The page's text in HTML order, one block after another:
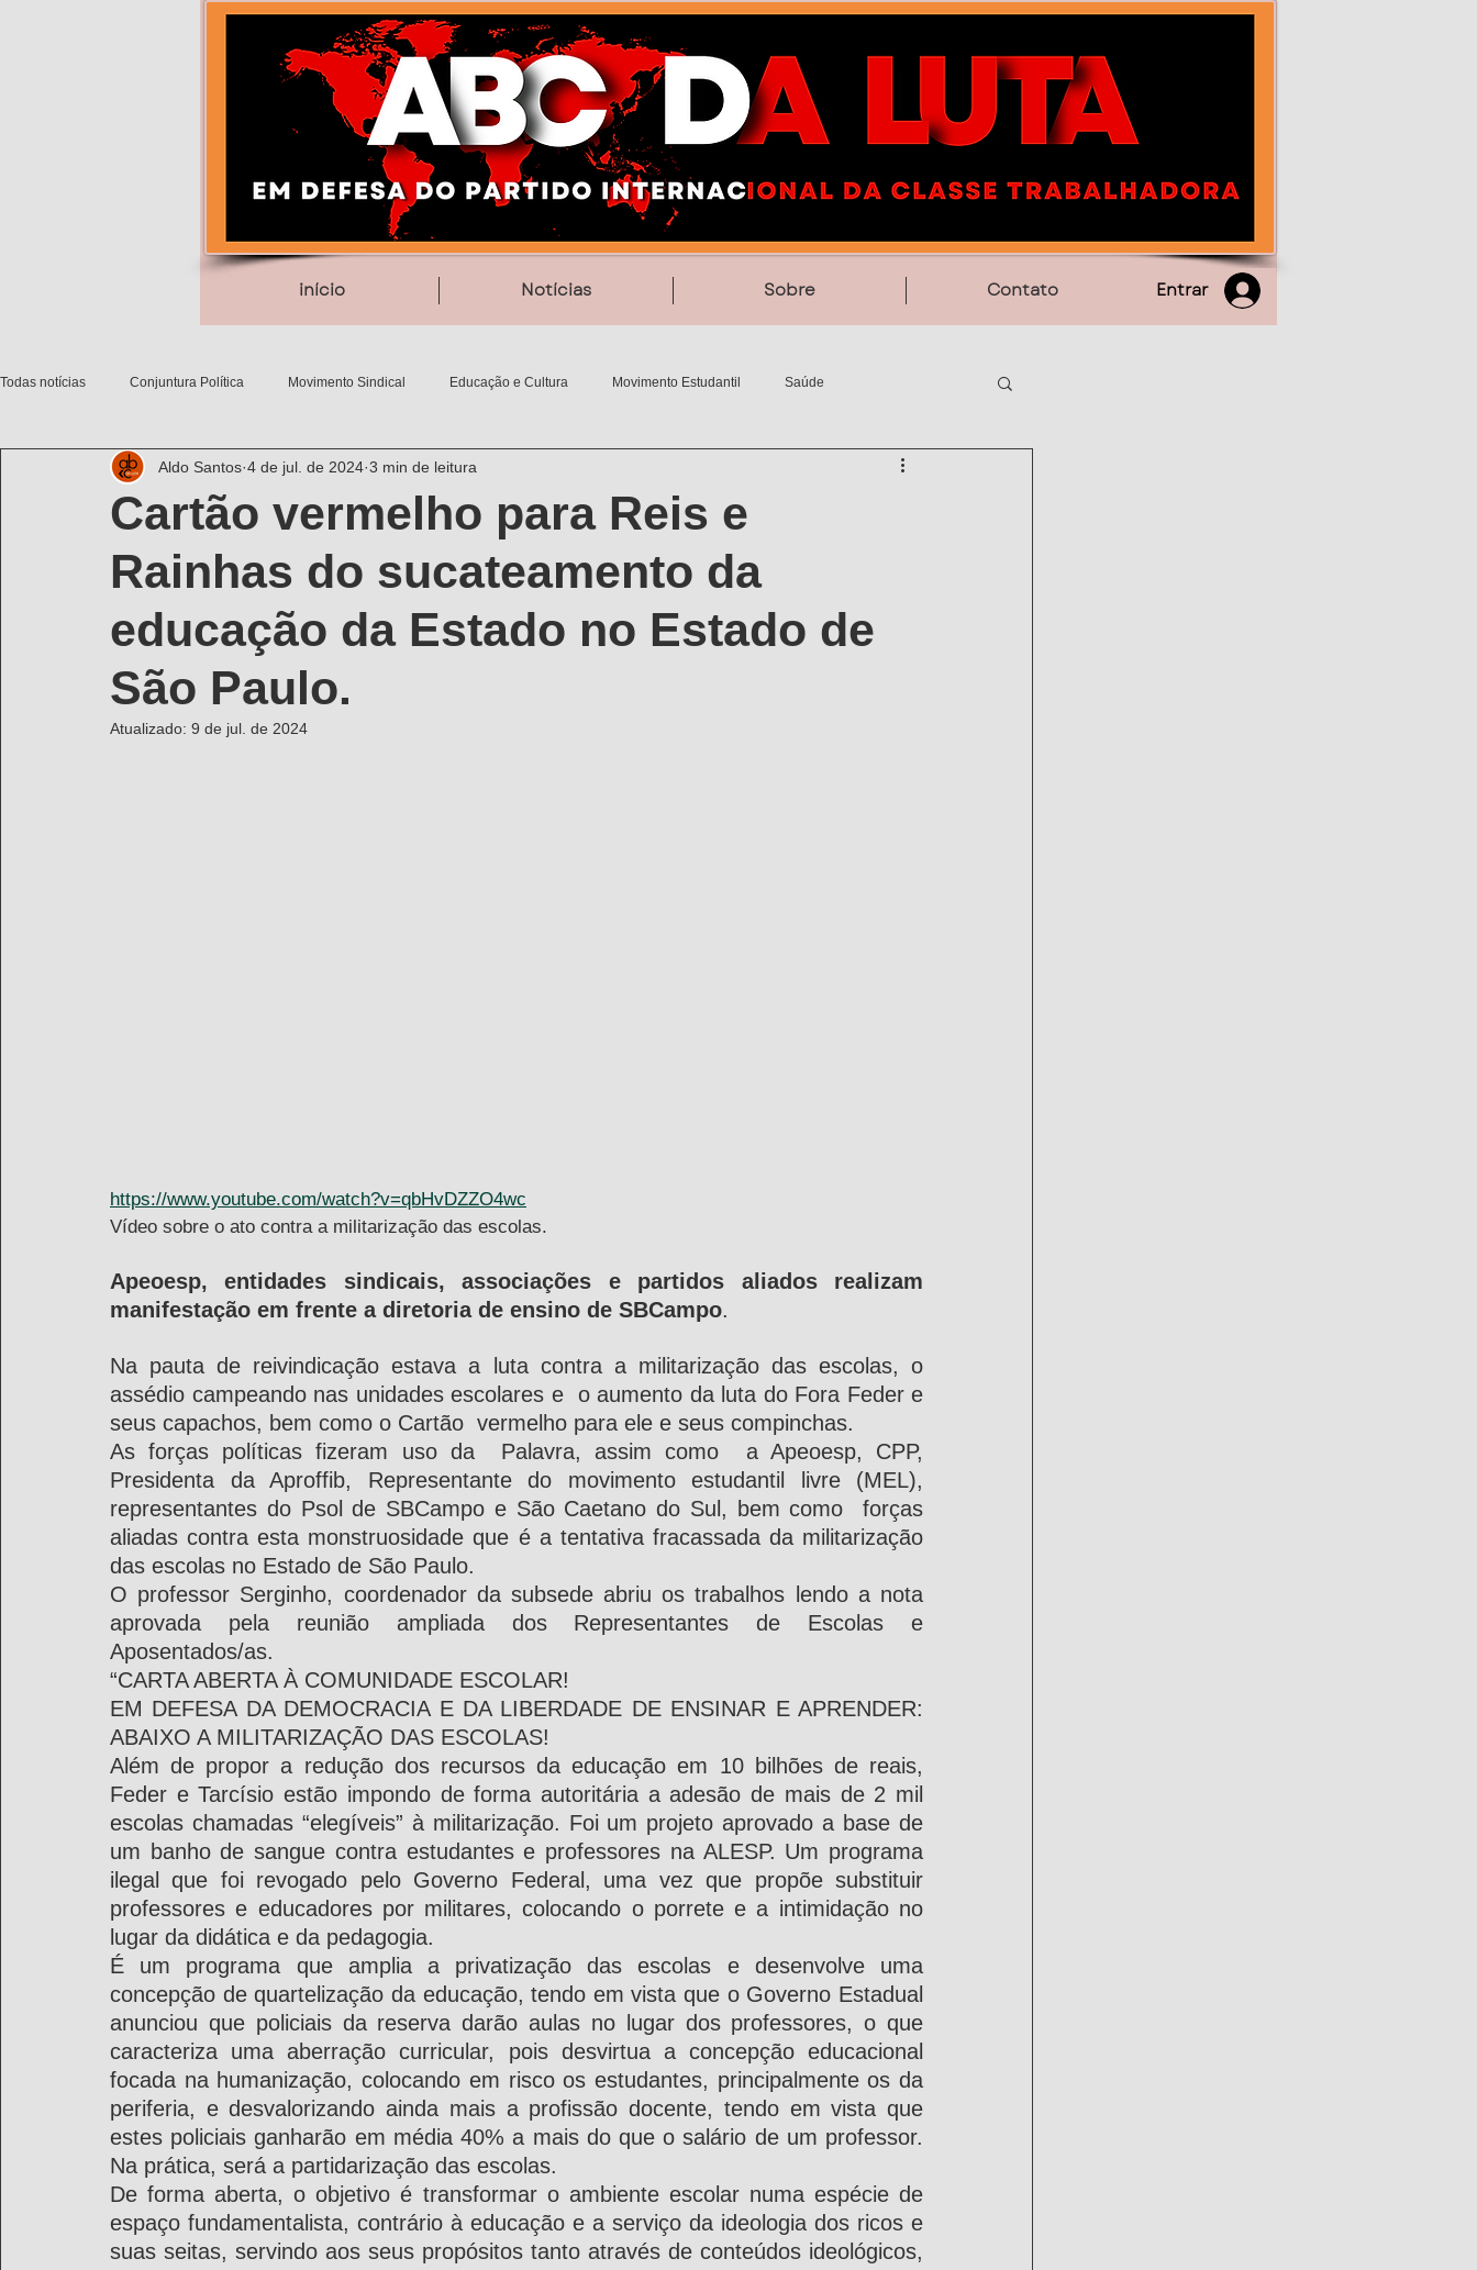
início Notícias Sobre Contato Entrar
Todas notícias Conjuntura Política Movimento Sindical Educação e Cultura Movimento Estudantil Saúde
Debates filosóficos Gênero/Etnia Movimentos Sociais
Cartão vermelho para Reis e
Rainhas do sucateamento da
educação da Estado no Estado de
São Paulo.
Aldo Santos 4 de jul. de 2024 3 min de leitura
Atualizado: 9 de jul. de 2024
https://www.youtube.com/watch?v=qbHvDZZO4wc
Vídeo sobre o ato contra a militarização das escolas.
Apeoesp, entidades sindicais, associações e partidos aliados realizam
manifestação em frente a diretoria de ensino de SBCampo.
Na pauta de reivindicação estava a luta contra a militarização das escolas, o
assédio campeando nas unidades escolares e  o aumento da luta do Fora Feder e
seus capachos, bem como o Cartão  vermelho para ele e seus compinchas.
As forças políticas fizeram uso da  Palavra, assim como  a Apeoesp, CPP,
Presidenta da Aproffib, Representante do movimento estudantil livre (MEL),
representantes do Psol de SBCampo e São Caetano do Sul, bem como  forças
aliadas contra esta monstruosidade que é a tentativa fracassada da militarização
das escolas no Estado de São Paulo.
O professor Serginho, coordenador da subsede abriu os trabalhos lendo a nota
aprovada pela reunião ampliada dos Representantes de Escolas e
Aposentados/as.
“CARTA ABERTA À COMUNIDADE ESCOLAR!
EM DEFESA DA DEMOCRACIA E DA LIBERDADE DE ENSINAR E APRENDER:
ABAIXO A MILITARIZAÇÃO DAS ESCOLAS!
Além de propor a redução dos recursos da educação em 10 bilhões de reais,
Feder e Tarcísio estão impondo de forma autoritária a adesão de mais de 2 mil
escolas chamadas “elegíveis” à militarização. Foi um projeto aprovado a base de
um banho de sangue contra estudantes e professores na ALESP. Um programa
ilegal que foi revogado pelo Governo Federal, uma vez que propõe substituir
professores e educadores por militares, colocando o porrete e a intimidação no
lugar da didática e da pedagogia.
É um programa que amplia a privatização das escolas e desenvolve uma
concepção de quartelização da educação, tendo em vista que o Governo Estadual
anunciou que policiais da reserva darão aulas no lugar dos professores, o que
caracteriza uma aberração curricular, pois desvirtua a concepção educacional
focada na humanização, colocando em risco os estudantes, principalmente os da
periferia, e desvalorizando ainda mais a profissão docente, tendo em vista que
estes policiais ganharão em média 40% a mais do que o salário de um professor.
Na prática, será a partidarização das escolas.
De forma aberta, o objetivo é transformar o ambiente escolar numa espécie de
espaço fundamentalista, contrário à educação e a serviço da ideologia dos ricos e
suas seitas, servindo aos seus propósitos tanto através de conteúdos ideológicos,